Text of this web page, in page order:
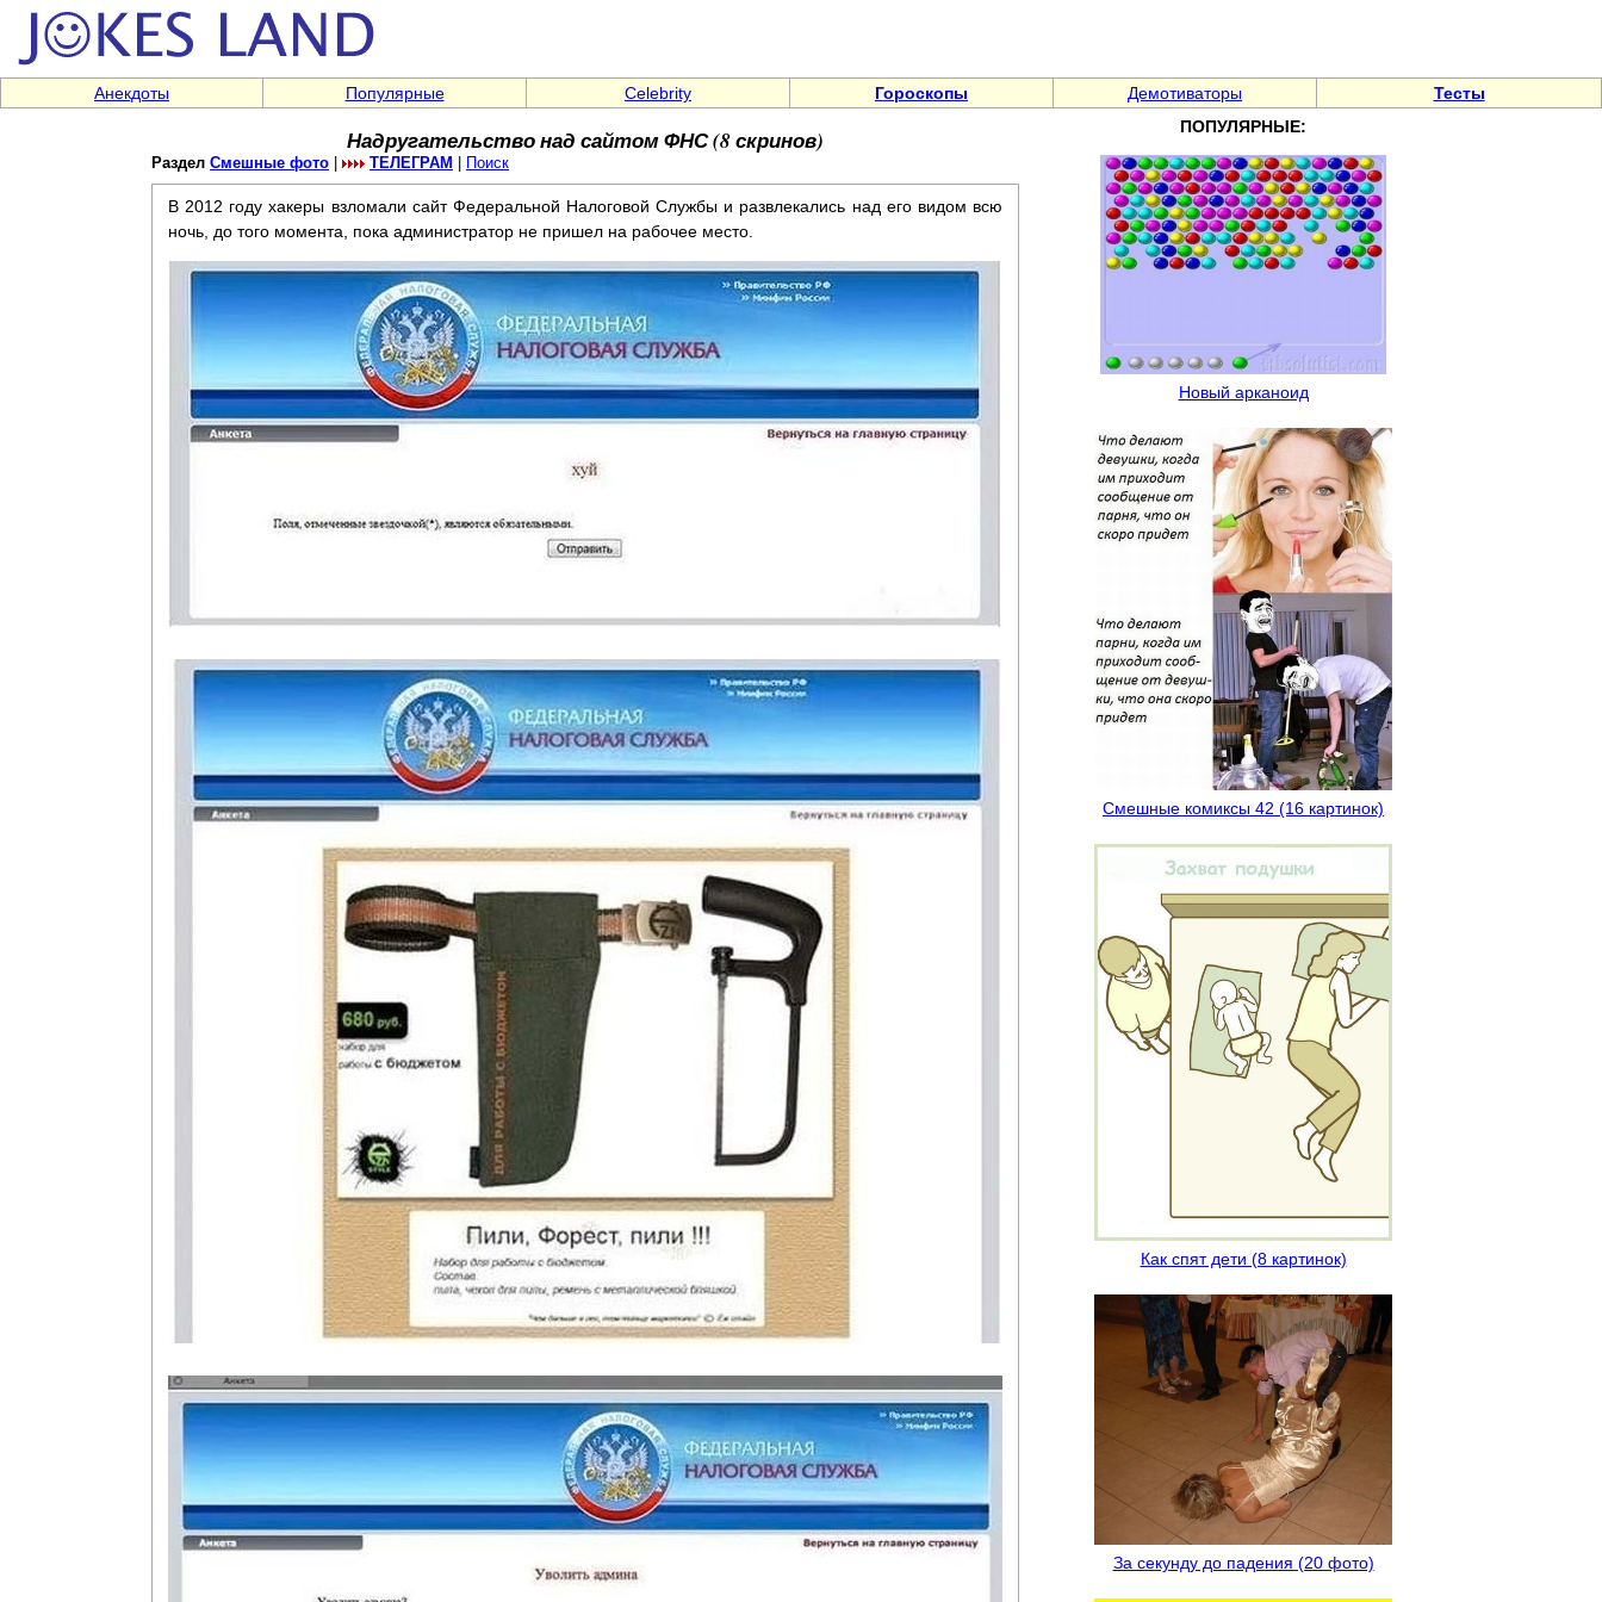
Анекдоты Популярные Celebrity Гороскопы Демотиваторы Тесты
Надругательство над сайтом ФНС (8 скринов)
Раздел Смешные фото ТЕЛЕГРАМ Поиск
В 2012 году хакеры взломали сайт Федеральной Налоговой Службы и развлекались над его видом всю
ночь, до того момента, пока администратор не пришел на рабочее место.
ПОПУЛЯРНЫЕ:
Новый арканоид
Смешные комиксы 42 (16 картинок)
Как спят дети (8 картинок)
За секунду до падения (20 фото)